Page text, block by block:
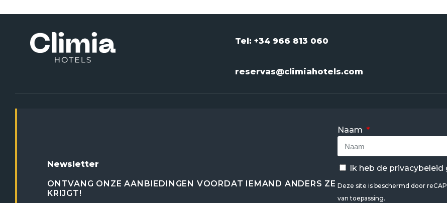
Tel: +34 966 813 060
reservas@climiahotels.com
Newsletter
ONTVANG ONZE AANBIEDINGEN VOORDAT IEMAND ANDERS ZE
KRIJGT!
Naam
Ik heb de privacybeleid
Deze site is beschermd door
van toepassing.